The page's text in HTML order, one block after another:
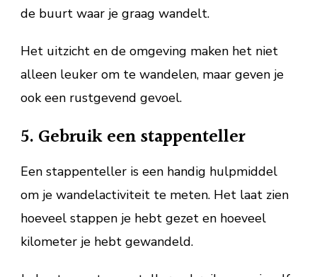
de buurt waar je graag wandelt.
Het uitzicht en de omgeving maken het niet
alleen leuker om te wandelen, maar geven je
ook een rustgevend gevoel.
5. Gebruik een stappenteller
Een stappenteller is een handig hulpmiddel
om je wandelactiviteit te meten. Het laat zien
hoeveel stappen je hebt gezet en hoeveel
kilometer je hebt gewandeld.